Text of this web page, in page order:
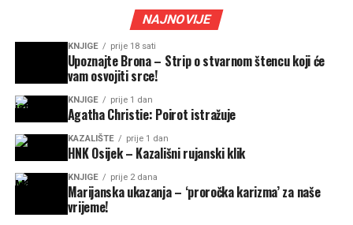
NAJNOVIJE
KNJIGE prije 18 sati
Upoznajte Brona – Strip o stvarnom štencu koji će
vam osvojiti srce!
KNJIGE prije 1 dan
Agatha Christie: Poirot istražuje
KAZALIŠTE prije 1 dan
HNK Osijek – Kazališni rujanski klik
KNJIGE prije 2 dana
Marijanska ukazanja – ‘proročka karizma’ za naše
vrijeme!